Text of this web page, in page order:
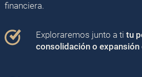
financiera.
Exploraremos junto a titu
consolidación o